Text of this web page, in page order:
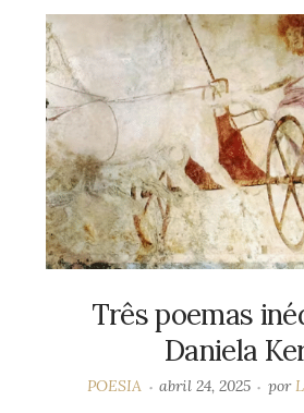
Três poemas
Daniela
POESIA abril 24, 2025 por